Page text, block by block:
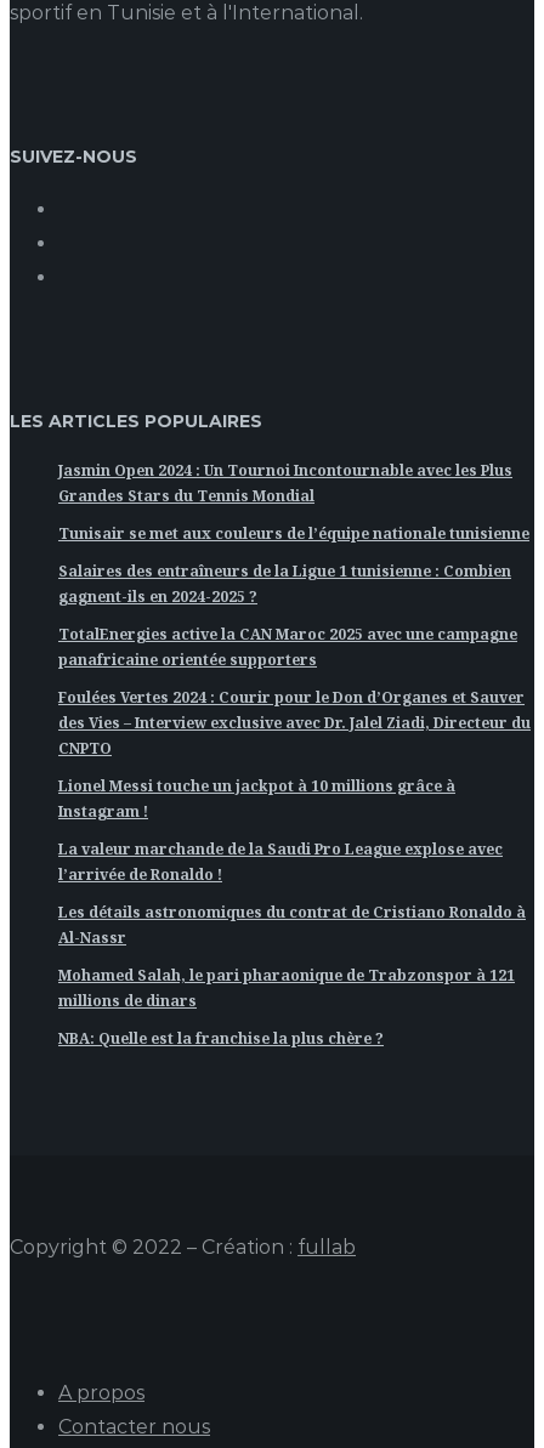
sportif en Tunisie et à l'International.
SUIVEZ-NOUS
LES ARTICLES POPULAIRES
Jasmin Open 2024 : Un Tournoi Incontournable avec les Plus
Grandes Stars du Tennis Mondial
Tunisair se met aux couleurs de l’équipe nationale tunisienne
Salaires des entraîneurs de la Ligue 1 tunisienne : Combien
gagnent-ils en 2024-2025 ?
TotalEnergies active la CAN Maroc 2025 avec une campagne
panafricaine orientée supporters
Foulées Vertes 2024 : Courir pour le Don d’Organes et Sauver
des Vies – Interview exclusive avec Dr. Jalel Ziadi, Directeur du
CNPTO
Lionel Messi touche un jackpot à 10 millions grâce à
Instagram !
La valeur marchande de la Saudi Pro League explose avec
l’arrivée de Ronaldo !
Les détails astronomiques du contrat de Cristiano Ronaldo à
Al-Nassr
Mohamed Salah, le pari pharaonique de Trabzonspor à 121
millions de dinars
NBA: Quelle est la franchise la plus chère ?
Copyright © 2022 – Création : fullab
A propos
Contacter nous